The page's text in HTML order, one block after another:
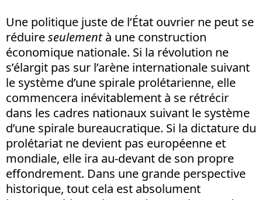
Une politique juste de l’État ouvrier ne peut se
réduireseulementà une construction
économique nationale. Si la révolution ne
s’élargit pas sur l’arène internationale suivant
le système d’une spirale prolétarienne, elle
commencera inévitablement à se rétrécir
dans les cadres nationaux suivant le système
d’une spirale bureaucratique. Si la dictature du
prolétariat ne devient pas européenne et
mondiale, elle ira au-devant de son propre
effondrement. Dans une grande perspective
historique, tout cela est absolument